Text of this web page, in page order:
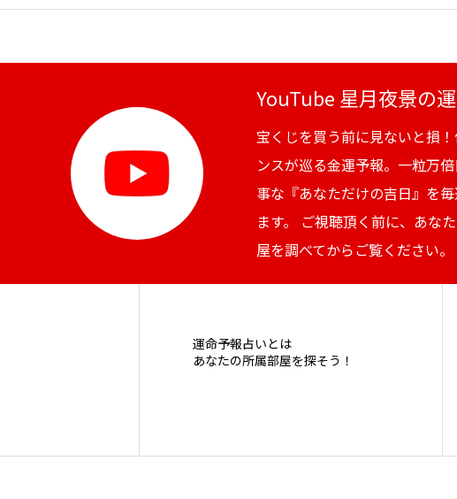
YouTube 星月夜景の
宝くじを買う前に見ないと損
ンスが巡る金運予報。一粒万
事な『あなただけの吉日』を
ます。 ご視聴頂く前に、あな
屋を調べてからご覧ください。
運命予報占いとは
あなたの所属部屋を探そう！